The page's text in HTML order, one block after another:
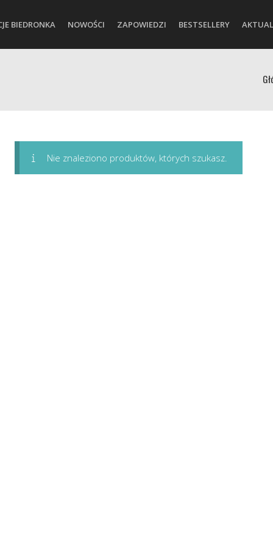
BIEDRONKA NOWOŚCI ZAPOWIEDZI BESTSELLERY
Nie znaleziono produktów, których szukasz.